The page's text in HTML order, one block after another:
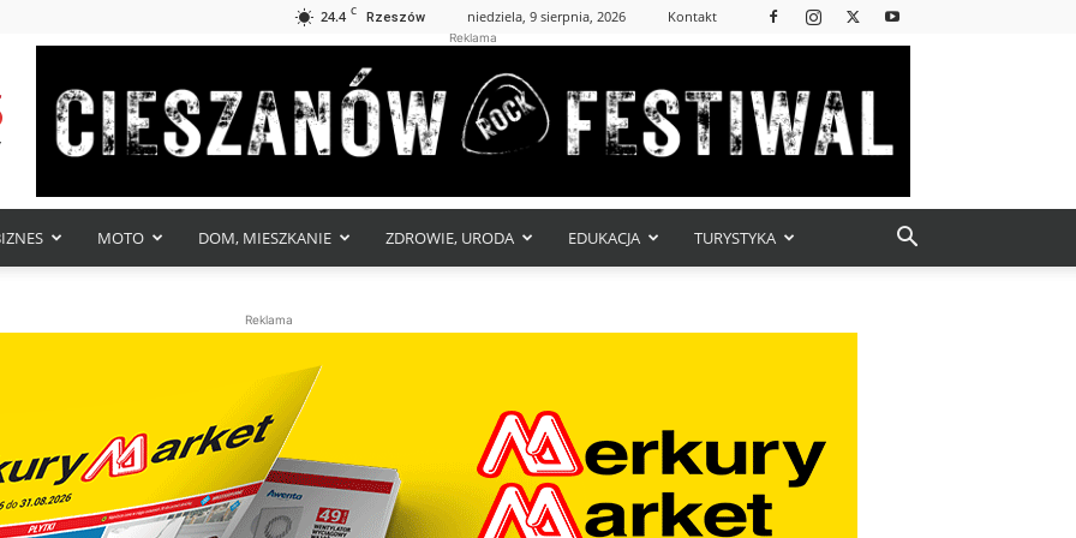
24.4 C Rzeszów niedziela, 9 sierpnia, 2026 Kontakt
Reklama
MOTO DOM, MIESZKANIE ZDROWIE, URODA EDUKACJA TURYSTYKA
Reklama